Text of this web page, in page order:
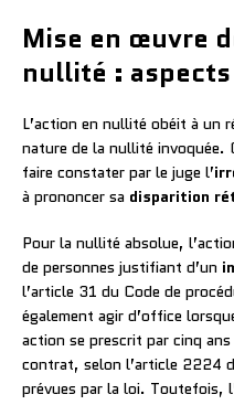
Mise en œuvre
nullité :
L’action en nullité obéit à un
nature de la nullité invoquée.
faire constater par le juge l’
à prononcer sa disparition
Pour la nullité absolue,
de personnes justifiant d’un
l’article 31 du Code de
également agir d’office
action se prescrit par cinq
contrat, selon l’article 2224
prévues par la loi. Toutefois,